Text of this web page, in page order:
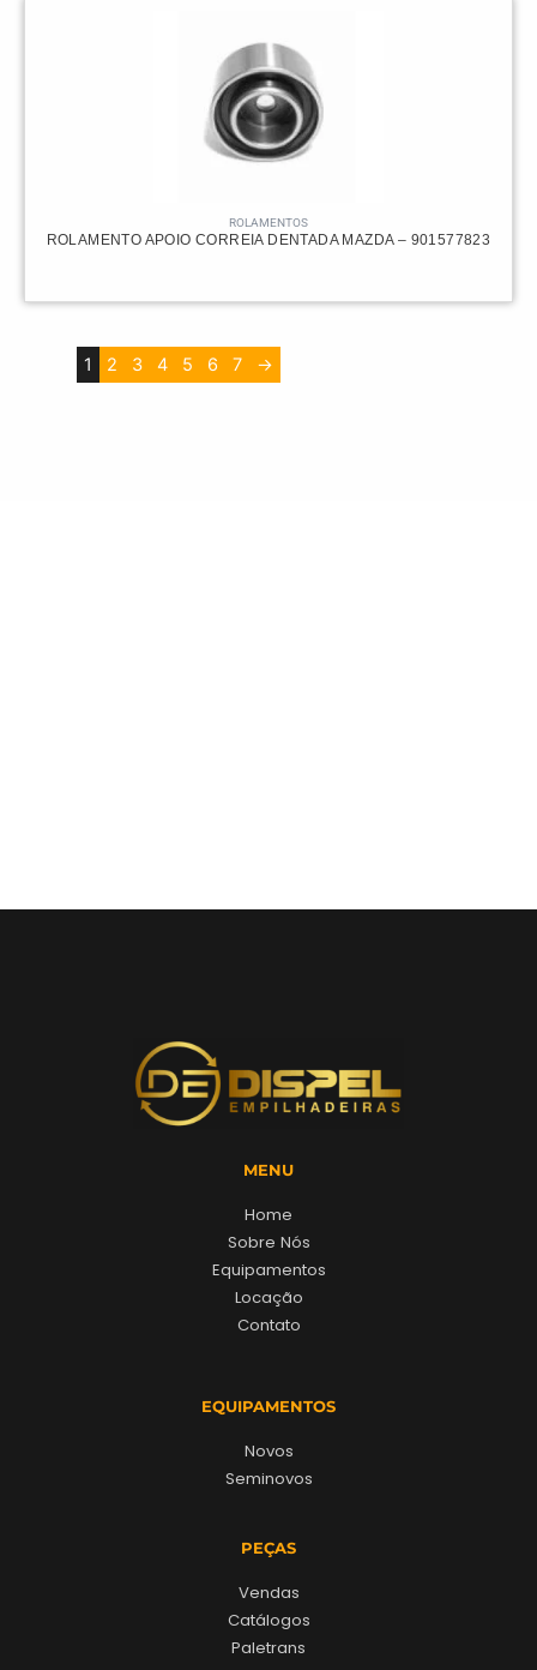
ROLAMENTOS
ROLAMENTO APOIO CORREIA DENTADA MAZDA – 901577823
1 2 3 4 5 6 7 →
MENU
Home
Sobre Nós
Equipamentos
Locação
Contato
EQUIPAMENTOS
Novos
Seminovos
PEÇAS
Vendas
Catálogos
Paletrans